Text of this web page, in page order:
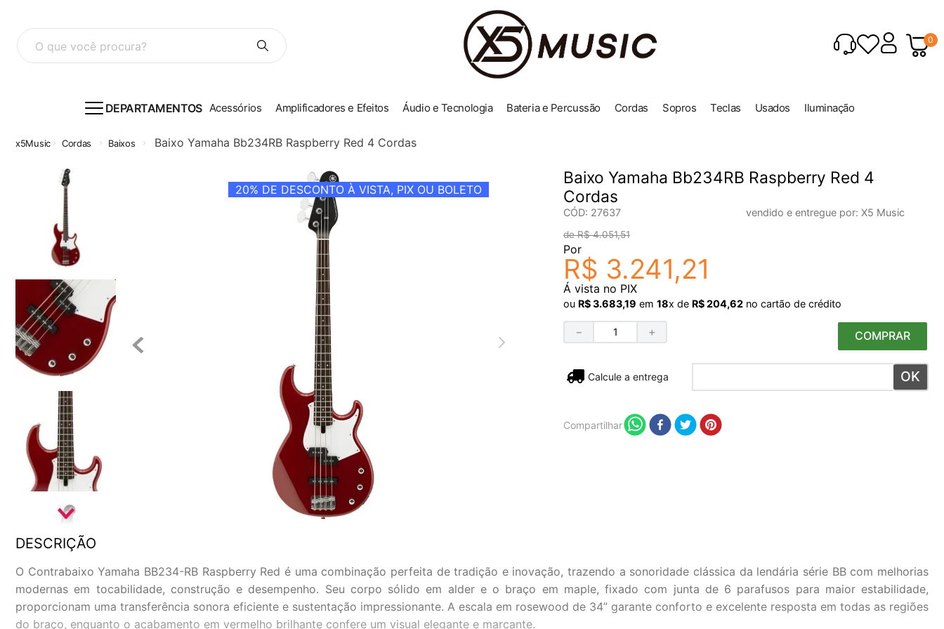
O que você procura? 0
DEPARTAMENTOS Acessórios Amplificadores e Efeitos Áudio e Tecnologia Bateria e Percussão Cordas Sopros Teclas Usados Iluminação
Cordas Baixos Baixo Yamaha Bb234RB Raspberry Red 4 Cordas
20% DE DESCONTO À VISTA, PIX OU BOLETO
Baixo Yamaha Bb234RB Raspberry Red 4
Cordas
CÓD: 27637 vendido e entregue por: X5 Music
R$ 4.051,51
Por
R$ 3.241,21
Á vista no PIX
ou R$3.683,19 em 18x de R$204,62 no cartão de crédito
＋
－ COMPRAR
Não sei meu CEP
Compartilhar
DESCRIÇÃO
O Contrabaixo Yamaha BB234-RB Raspberry Red é uma combinação perfeita de tradição e inovação, trazendo a sonoridade clássica da lendária série BB com melhorias
modernas em tocabilidade, construção e desempenho. Seu corpo sólido em alder e o braço em maple, fixado com junta de 6 parafusos para maior estabilidade,
proporcionam uma transferência sonora eficiente e sustentação impressionante. A escala em rosewood de 34” garante conforto e excelente resposta em todas as regiões
do braço, enquanto o acabamento em vermelho brilhante confere um visual elegante e marcante.